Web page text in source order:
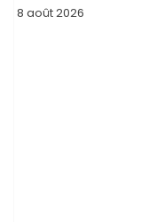
8 août 2026